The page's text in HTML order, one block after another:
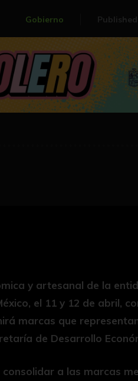
Gobierno
y artesanal de la
el 11 y 12 de abril,
marcas que
de Desarrollo
a las marcas